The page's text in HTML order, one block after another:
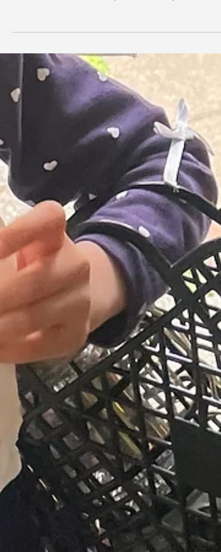
と間違いなし！ ワークショップでは、以下のよ
な自然な材料を使用しました。...